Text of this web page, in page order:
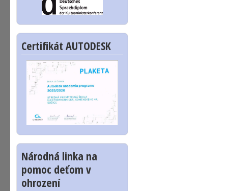
Certifikát AUTODESK
Národná linka na
pomoc deťom v
ohrození